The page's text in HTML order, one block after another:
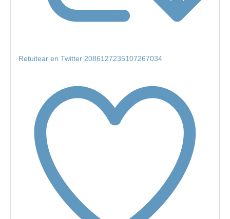
Retuitear en Twitter 2086127235107267034